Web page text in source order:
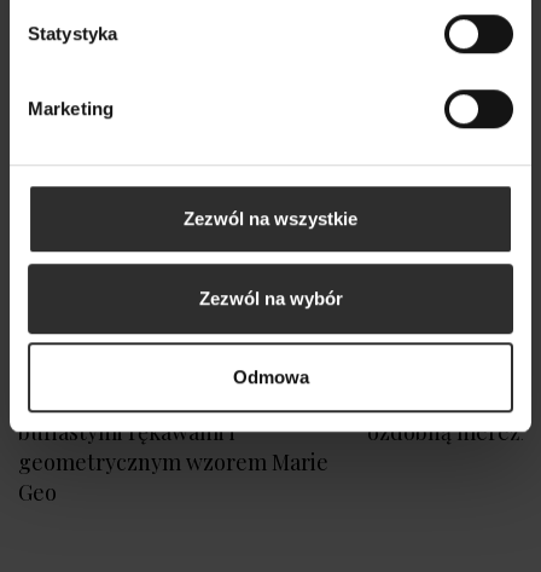
Statystyka
Marketing
Zezwól na wszystkie
Zezwól na wybór
Odmowa
Wzorzysta Sukienka Mini z
bufiastymi rękawami i
geometrycznym wzorem Marie
Geo
Piaskowy
ozdobną